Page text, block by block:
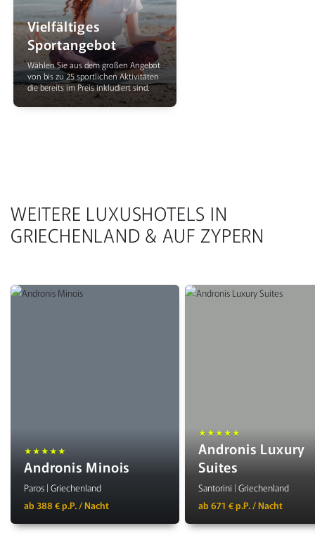
Vielfältiges
Sportangebot
Wählen Sie aus dem großen Angebot
von bis zu 25 sportlichen Aktivitäten
die bereits im Preis inkludiert sind.
WEITERE LUXUSHOTELS IN
GRIECHENLAND & AUF ZYPERN
★★★★★
Andronis Minois
Paros | Griechenland
ab 388 € p.P. / Nacht
★★★★★
Andronis Luxury
Suites
Santorini | Griechenland
ab 671 € p.P. / Nacht